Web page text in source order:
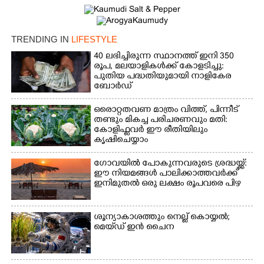
TRENDING IN LIFESTYLE
40 ലഭിച്ചിരുന്ന സ്ഥാനത്ത് ഇനി 350
രൂപ, മലയാളികൾക്ക് കോളടിച്ചു:
പുതിയ പദ്ധതിയുമായി നാളികേര
ബോർഡ്
ഒരൊറ്റതവണ മാത്രം വിത്ത്, പിന്നീട്
തണ്ടും മികച്ച പരിചരണവും മതി:
കോളിഫ്ലവർ ഈ രീതിയിലും
കൃഷിചെയ്യാം
ഗോവയിൽ പോകുന്നവരുടെ ശ്രദ്ധയ്ക്ക്:
ഈ നിയമങ്ങൾ പാലിക്കാത്തവർക്ക്
ഇനിമുതൽ ഒരു ലക്ഷം രൂപവരെ പിഴ
ശൂന്യാകാശത്തും നെല്ല് കൊയ്യൽ;
മെയ്‌ഡ് ഇൻ ചൈന